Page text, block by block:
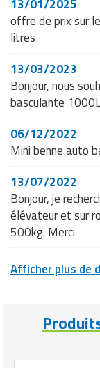
13/01/2025
offre de prix sur
litres
13/03/2023
Bonjour, nous
basculante
06/12/2022
Mini benne auto
13/07/2022
Bonjour, je
élévateur et sur
500kg. Merci
Afficher plus de